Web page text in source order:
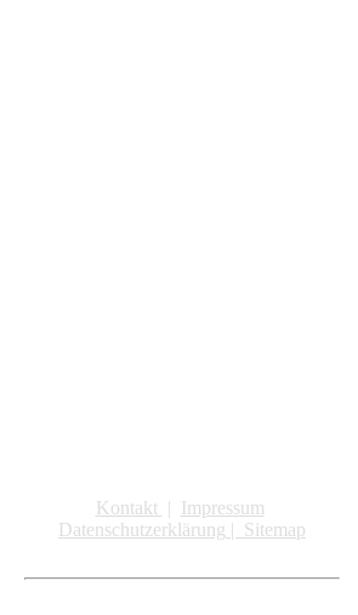
Kontakt |
Impressum
Datenschutzerklärung | Sitemap